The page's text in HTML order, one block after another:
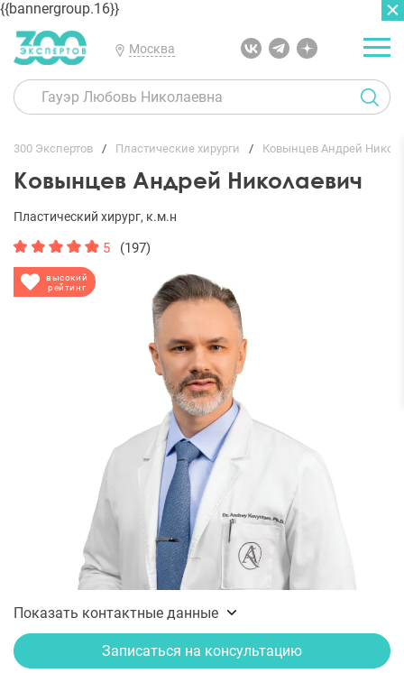
{{bannergroup.16}}
Москва
300 Экспертов Пластические хирурги Ковынцев Андрей
Ковынцев Андрей Николаевич
высокий
рейтинг
Пластический хирург, к.м.н
5 (197)
Показать контактные данные
Записаться на консультацию
ГЛАВНАЯ ОТЗЫВЫ